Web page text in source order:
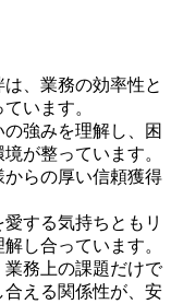
、業務の効率性と
います。
強みを理解し、困
が整っています。
らの厚い信頼獲得
する気持ちともリ
し合っています。
業務上の課題だけで
える関係性が、安